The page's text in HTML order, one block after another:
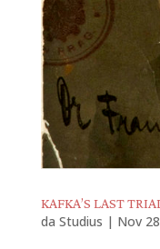
KAFKA’S LAST
da Studius | Nov